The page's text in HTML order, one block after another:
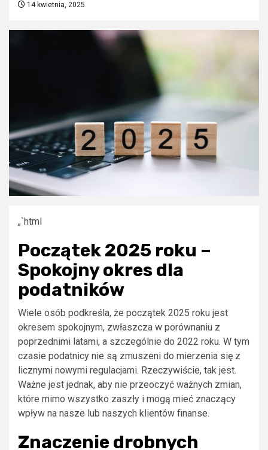
14 kwietnia, 2025
„`html
Początek 2025 roku –
Spokojny okres dla
podatników
Wiele osób podkreśla, że początek 2025 roku jest
okresem spokojnym, zwłaszcza w porównaniu z
poprzednimi latami, a szczególnie do 2022 roku. W tym
czasie podatnicy nie są zmuszeni do mierzenia się z
licznymi nowymi regulacjami. Rzeczywiście, tak jest.
Ważne jest jednak, aby nie przeoczyć ważnych zmian,
które mimo wszystko zaszły i mogą mieć znaczący
wpływ na nasze lub naszych klientów finanse.
Znaczenie drobnych